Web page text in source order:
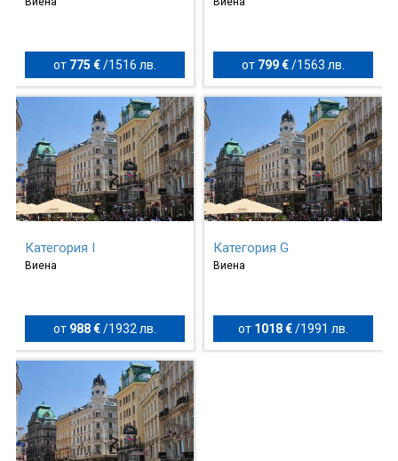
от 775 € / 1516 лв. от 799 €/ 1563 лв.
Категория I
Виена
от 988 € / 1932 лв.
Категория G
Виена
от 1018 €/ 1991 лв.